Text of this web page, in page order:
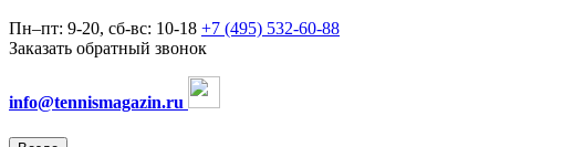
Пн–пт: 9-20, сб-вс: 10-18 +7 (495) 532-60-88
Заказать обратный звонок
info@tennismagazin.ru